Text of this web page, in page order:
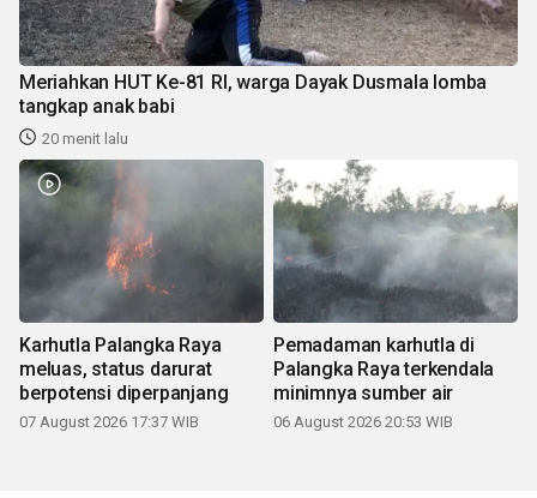
Meriahkan HUT Ke-81 RI, warga Dayak Dusmala lomba
tangkap anak babi
20 menit lalu
Karhutla Palangka Raya
meluas, status darurat
berpotensi diperpanjang
07 August 2026 17:37 WIB
Pemadaman karhutla di
Palangka Raya terkendala
minimnya sumber air
06 August 2026 20:53 WIB